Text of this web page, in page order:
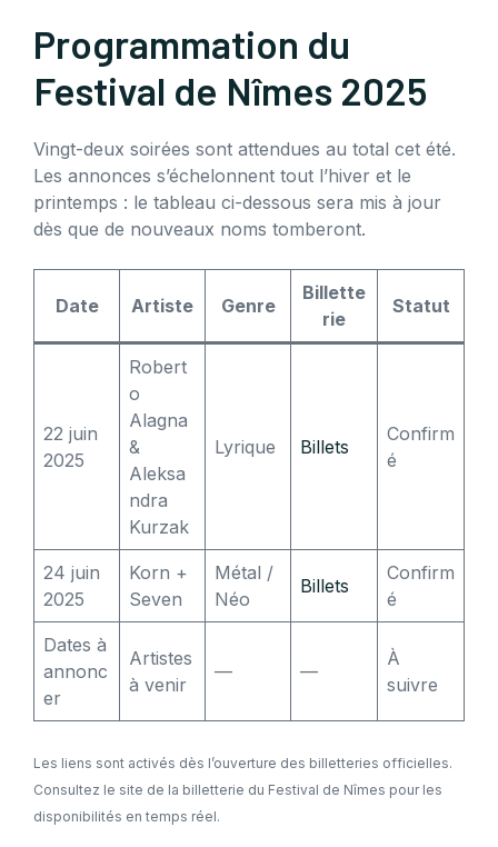
Programmation du
Festival de Nîmes 2025
Vingt-deux soirées sont attendues au total cet été.
Les annonces s’échelonnent tout l’hiver et le
printemps : le tableau ci-dessous sera mis à jour
dès que de nouveaux noms tomberont.
Date Artiste Genre
Billette
rie
Statut
22 juin
2025
Robert
o
Alagna
&
Aleksa
ndra
Kurzak
Lyrique Billets
Confirm
é
24 juin
2025
Korn +
Seven
Métal /
Néo
Billets
Confirm
é
Dates à
annonc
er
Artistes
à venir
— —
À
suivre
Les liens sont activés dès l’ouverture des billetteries officielles.
Consultez le site de la billetterie du Festival de Nîmes pour les
disponibilités en temps réel.